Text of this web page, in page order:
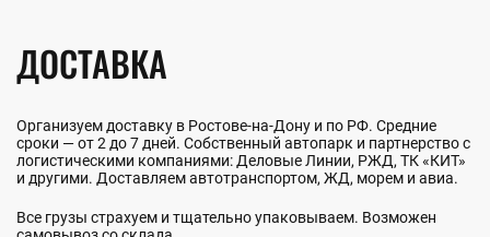
ДОСТАВКА
Организуем доставку в Ростове-на-Дону и по РФ. Средние
сроки — от 2 до 7 дней. Собственный автопарк и партнерство с
логистическими компаниями: Деловые Линии, РЖД, ТК «КИТ»
и другими. Доставляем автотранспортом, ЖД, морем и авиа.
Все грузы страхуем и тщательно упаковываем. Возможен